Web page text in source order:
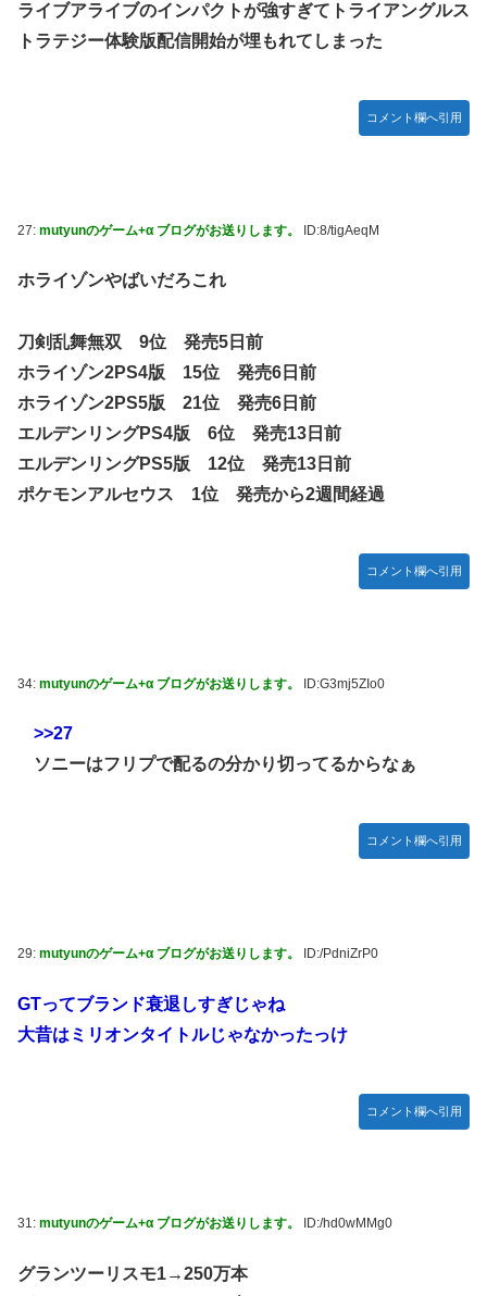
ライブアライブのインパクトが強すぎてトライアングルス
トラテジー体験版配信開始が埋もれてしまった
コメント欄へ引用
27: mutyunのゲーム+α ブログがお送りします。 ID:8/tigAeqM
ホライゾンやばいだろこれ
刀剣乱舞無双 9位 発売5日前
ホライゾン2PS4版 15位 発売6日前
ホライゾン2PS5版 21位 発売6日前
エルデンリングPS4版 6位 発売13日前
エルデンリングPS5版 12位 発売13日前
ポケモンアルセウス 1位 発売から2週間経過
コメント欄へ引用
34: mutyunのゲーム+α ブログがお送りします。 ID:G3mj5ZIo0
>>27
ソニーはフリプで配るの分かり切ってるからなぁ
コメント欄へ引用
29: mutyunのゲーム+α ブログがお送りします。 ID:/PdniZrP0
GTってブランド衰退しすぎじゃね
大昔はミリオンタイトルじゃなかったっけ
コメント欄へ引用
31: mutyunのゲーム+α ブログがお送りします。 ID:/hd0wMMg0
グランツーリスモ1→250万本